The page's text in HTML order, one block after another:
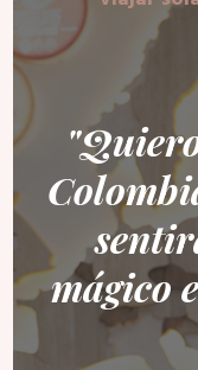
mágico